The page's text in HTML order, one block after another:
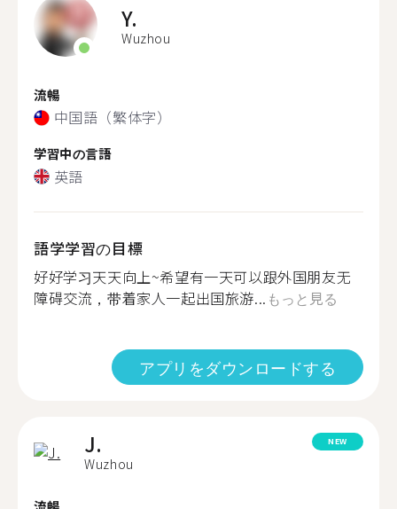
Y.
Wuzhou
流暢
中国語（繁体字）
学習中の言語
英語
語学学習の目標
好好学习天天向上~希望有一天可以跟外国朋友无
障碍交流，带着家人一起出国旅游... もっと見る
アプリをダウンロードする
J.
Wuzhou
NEW